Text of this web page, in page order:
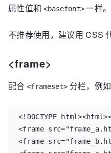
属性值和 <basefont> 一样。
不推荐使用，建议用 CSS
<frame>
配合 <frameset> 分栏，例如
<!DOCTYPE
<frame
<frame